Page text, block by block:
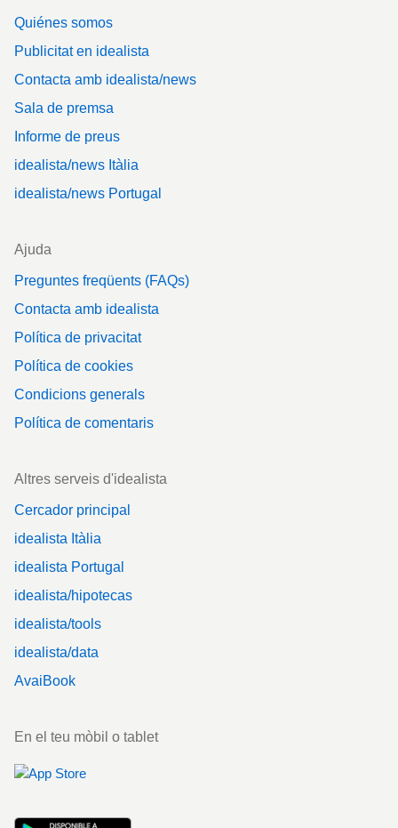
Quiénes somos
Publicitat en idealista
Contacta amb idealista/news
Sala de premsa
Informe de preus
idealista/news Itàlia
idealista/news Portugal
Ajuda
Preguntes freqüents (FAQs)
Contacta amb idealista
Política de privacitat
Política de cookies
Condicions generals
Política de comentaris
Altres serveis d'idealista
Cercador principal
idealista Itàlia
idealista Portugal
idealista/hipotecas
idealista/tools
idealista/data
AvaiBook
En el teu mòbil o tablet